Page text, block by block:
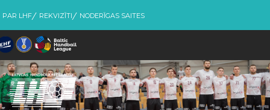
PAR LHF REKVIZĪTI NODERĪGAS SAITES